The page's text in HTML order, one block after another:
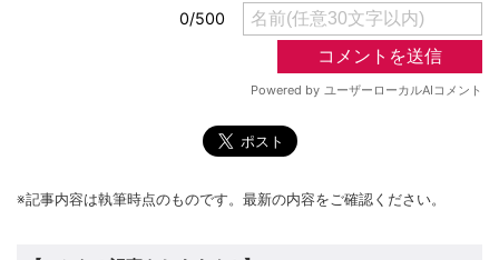
※記事内容は執筆時点のものです。最新の内容をご確認ください。